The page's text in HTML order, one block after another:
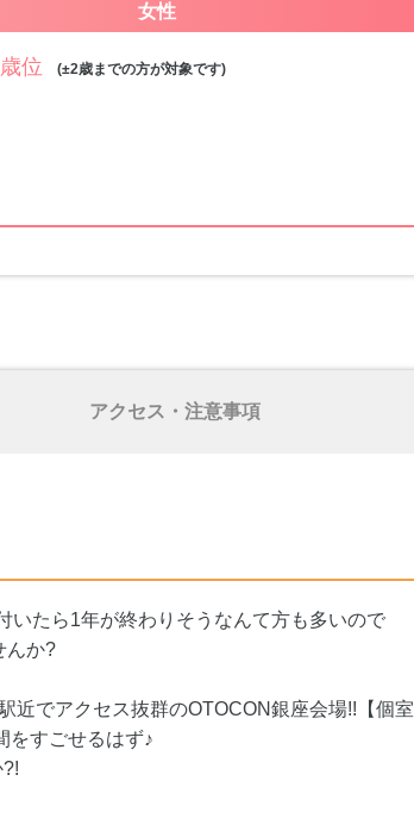
女性
位 (±2歳までの方が対象です)
アクセス・注意事項
いたら1年が終わりそうなんて方も多いので
んか?
近でアクセス抜群のOTOCON銀座会場!!【個室
をすごせるはず♪